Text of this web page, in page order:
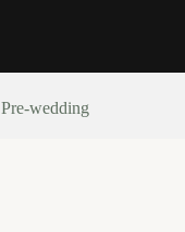
Pre-wedding